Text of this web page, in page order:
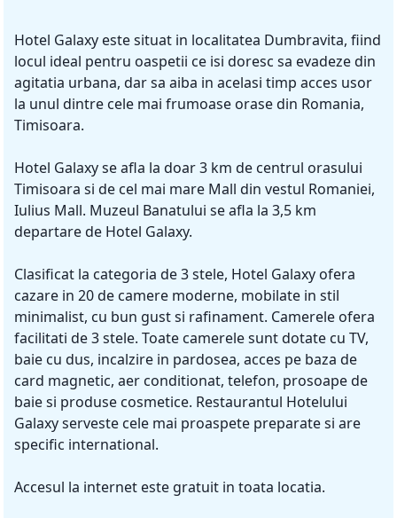
Hotel Galaxy este situat in localitatea Dumbravita, fiind
locul ideal pentru oaspetii ce isi doresc sa evadeze din
agitatia urbana, dar sa aiba in acelasi timp acces usor
la unul dintre cele mai frumoase orase din Romania,
Timisoara.
Hotel Galaxy se afla la doar 3 km de centrul orasului
Timisoara si de cel mai mare Mall din vestul Romaniei,
Iulius Mall. Muzeul Banatului se afla la 3,5 km
departare de Hotel Galaxy.
Clasificat la categoria de 3 stele, Hotel Galaxy ofera
cazare in 20 de camere moderne, mobilate in stil
minimalist, cu bun gust si rafinament. Camerele ofera
facilitati de 3 stele. Toate camerele sunt dotate cu TV,
baie cu dus, incalzire in pardosea, acces pe baza de
card magnetic, aer conditionat, telefon, prosoape de
baie si produse cosmetice. Restaurantul Hotelului
Galaxy serveste cele mai proaspete preparate si are
specific international.
Accesul la internet este gratuit in toata locatia.